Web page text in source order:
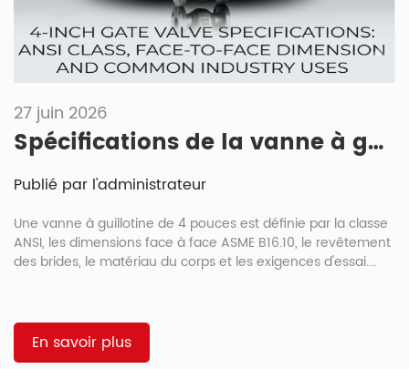
27 juin 2026
Spécifications de la vanne à guillotine de 4 pouces : classe ANSI, dimensions face à face et utilisations industrielles courantes
Publié par l'administrateur
Une vanne à guillotine de 4 pouces est définie par la classe
ANSI, les dimensions face à face ASME B16.10, le revêtement
des brides, le matériau du corps et les exigences d'essai.
industriel. La taille ne confirme que le raccordement nominal
à la tuyauterie. Pour de nombreuses commandes
d'isolement en acier moulé, la vanne à guillotine à coin
En savoir plus